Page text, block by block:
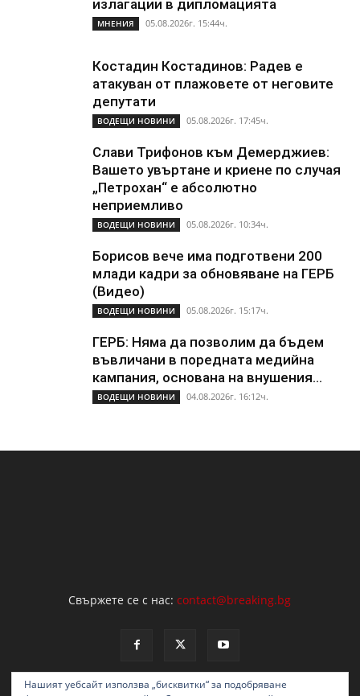
излагации в дипломацията
МНЕНИЯ 05.08.2026г. 15:44ч.
Костадин Костадинов: Радев е
атакуван от плажoвете от неговите
депутати
ВОДЕЩИ НОВИНИ 05.08.2026г. 17:45ч.
Слави Трифонов към Демерджиев:
Вашето увъртане и криене по случая
„Петрохан“ е абсолютно
неприемливо
ВОДЕЩИ НОВИНИ 05.08.2026г. 10:34ч.
Борисов вече има подготвени 200
млади кадри за обновяване на ГЕРБ
(Видео)
ВОДЕЩИ НОВИНИ 05.08.2026г. 15:17ч.
ГЕРБ: Няма да позволим да бъдем
въвличани в поредната медийна
кампания, основана на внушения...
ВОДЕЩИ НОВИНИ 04.08.2026г. 16:12ч.
Свържете се с нас:contact@breaking.bg
Нашият уебсайт използва „бисквитки“ за подобряване